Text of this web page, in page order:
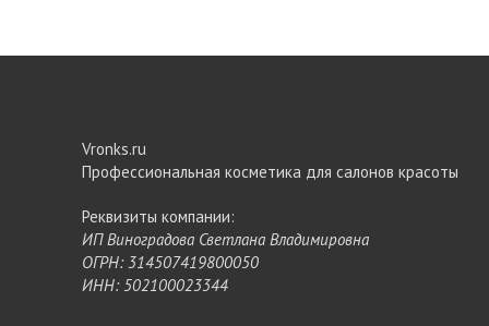
Vronks.ru
Профессиональная косметика для салонов красоты
Реквизиты компании:
ИП Виноградова Светлана Владимировна
ОГРН: 314507419800050
ИНН: 502100023344